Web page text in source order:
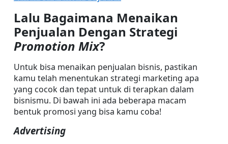
Lalu Bagaimana Menaikan
Promotion Mix?
Untuk bisa menaikan penjualan bisnis, pastikan
kamu telah menentukan strategi marketing apa
yang cocok dan tepat untuk di terapkan dalam
bisnismu. Di bawah ini ada beberapa macam
bentuk promosi yang bisa kamu coba!
Advertising